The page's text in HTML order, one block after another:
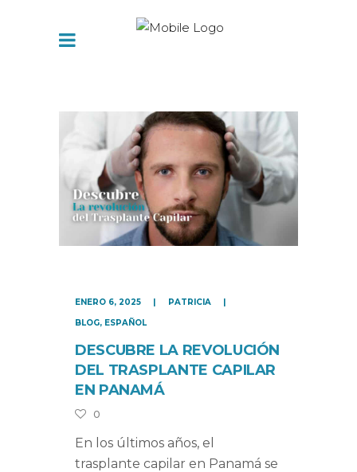
ENERO 6, 2025
PATRICIA
BLOG, ESPAÑOL
DESCUBRE LA REVOLUCIÓN
DEL TRASPLANTE CAPILAR
EN PANAMÁ
0
En los últimos años, el
trasplante capilar en Panamá se